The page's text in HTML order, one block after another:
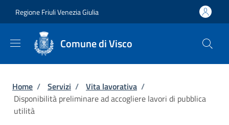
Regione Friuli Venezia Giulia
Comune di Visco
Briciole di pane
Home / Servizi / Vita lavorativa /
Disponibilità preliminare ad accogliere lavori di pubblica
utilità